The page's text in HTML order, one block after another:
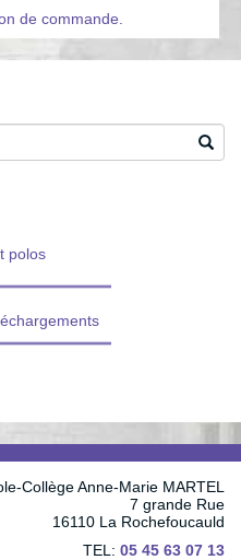
de commande.
polos
Collège Anne-Marie MARTEL
7 grande Rue
16110 La Rochefoucauld
TEL: 05 45 63 07 13